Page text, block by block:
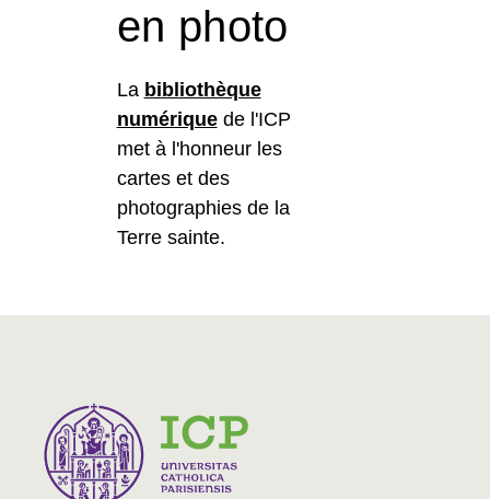
en photo
La bibliothèque
numériquede l'ICP
met à l'honneur les
cartes et des
photographies de la
Terre sainte.